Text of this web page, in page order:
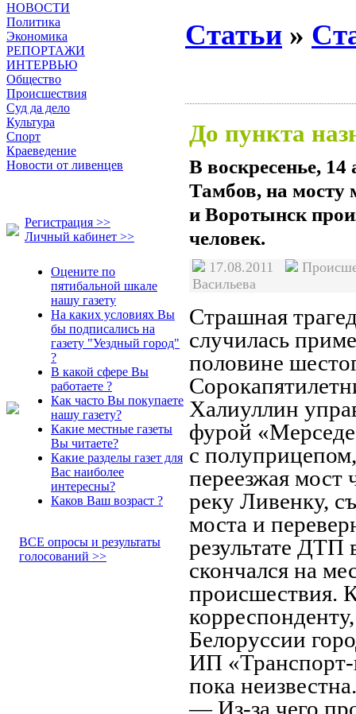
НОВОСТИ
Политика
Экономика
РЕПОРТАЖИ
ИНТЕРВЬЮ
Общество
Происшествия
Суд да дело
Культура
Спорт
Краеведение
Новости от ливенцев
Регистрация >>
Личный кабинет >>
Оцените по
пятибальной шкале
нашу газету
На каких условиях Вы
бы подписались на
газету "Уездный город"
?
В какой сфере Вы
работаете ?
Как часто Вы покупаете
нашу газету?
Какие местные газеты
Вы читаете?
Какие разделы газет для
Вас наиболее
интересны?
Каков Ваш возраст ?
ВСЕ опросы и результаты
голосований >>
Статьи »
До пункта
В воскресенье,
Тамбов, на мосту
и Воротынск
человек.
17.08.2011
Васильева
Страшная
случилась
половине
Халиуллин
фурой
с полуприцепом,
переезжая мост
реку Ливенку,
моста и
результате ДТП
скончался на
происшествия.
Белоруссии
ИП «Транспорт-
пока неизвестна.
— Из-за чего